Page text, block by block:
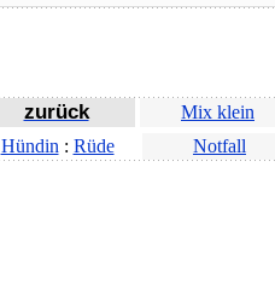
zurück Mix klein
Hündin : Rüde Notfall